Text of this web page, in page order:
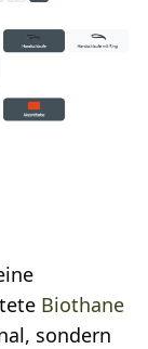
Biothane
sondern